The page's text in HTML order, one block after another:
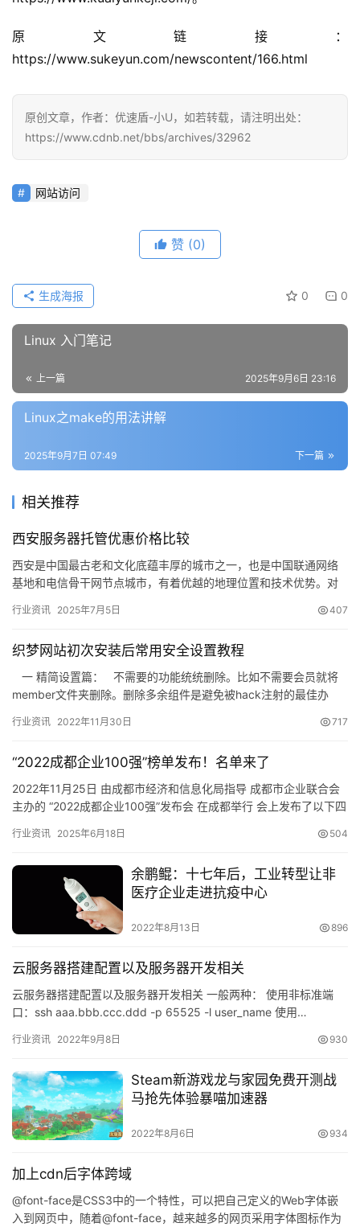
告
答
盾
原文链接：
https://www.sukeyun.com/newscontent/166.html
原创文章，作者：优速盾-小U，如若转载，请注明出处：
https://www.cdnb.net/bbs/archives/32962
网站访问
赞 (0)
0 0
生成海报
Linux 入门笔记
上一篇 2025年9月6日 23:16
Linux之make的用法讲解
下一篇
2025年9月7日 07:49
相关推荐
西安服务器托管优惠价格比较
西安是中国最古老和文化底蕴丰厚的城市之一，也是中国联通网络
基地和电信骨干网节点城市，有着优越的地理位置和技术优势。对
择合适…
行业资讯 2025年7月5日 407
织梦网站初次安装后常用安全设置教程
一 精简设置篇： 不需要的功能统统删除。比如不需要会员就将
member文件夹删除。删除多余组件是避免被hack注射的最佳办
行业资讯 2022年11月30日 717
“2022成都企业100强”榜单发布！名单来了
2022年11月25日 由成都市经济和信息化局指导 成都市企业联合会
主办的 “2022成都企业100强”发布会 在成都举行 会上发布了以下四
行业资讯 2025年6月18日 504
余鹏鲲：十七年后，工业转型让非
医疗企业走进抗疫中心
2022年8月13日 896
云服务器搭建配置以及服务器开发相关
云服务器搭建配置以及服务器开发相关 一般两种： 使用非标准端
口：ssh aaa.bbb.ccc.ddd -p 65525 -l user_name 使用…
行业资讯 2022年9月8日 930
Steam新游戏龙与家园免费开测战
马抢先体验暴喵加速器
2022年8月6日 934
加上cdn后字体跨域
@font-face是CSS3中的一个特性，可以把自己定义的Web字体嵌
入到网页中，随着@font-face，越来越多的网页采用字体图标作为